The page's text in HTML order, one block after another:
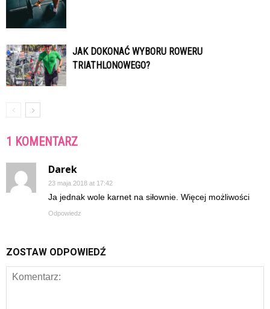
JAK DOKONAĆ WYBORU ROWERU
TRIATHLONOWEGO?
1 KOMENTARZ
Darek
23 maja 2018 at 17:42
Ja jednak wole karnet na siłownie. Więcej możliwości
Odpowiedz
ZOSTAW ODPOWIEDŹ